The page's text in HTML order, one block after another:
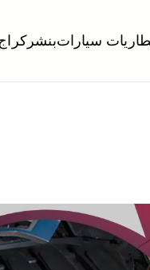
عجلات تصليح وصيانة
سياراتبنشر